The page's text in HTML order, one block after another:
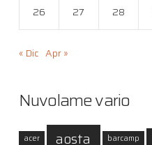
26 27 28
« Dic Apr »
Nuvolame vario
acer aosta barcamp